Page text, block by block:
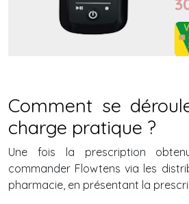
Comment se
charge pratique ?
Une fois la prescription
commander Flowtens via les
pharmacie, en présentant la